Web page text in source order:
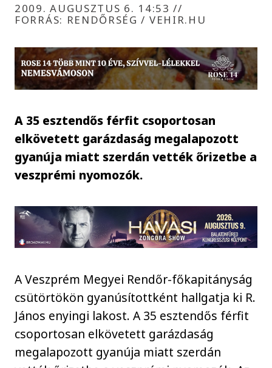
2009. AUGUSZTUS 6. 14:53//
FORRÁS: RENDŐRSÉG / VEHIR.HU
A 35 esztendős férfit csoportosan
elkövetett garázdaság megalapozott
gyanúja miatt szerdán vették őrizetbe a
veszprémi nyomozók.
A Veszprém Megyei Rendőr-főkapitányság
csütörtökön gyanúsítottként hallgatja ki R.
János enyingi lakost. A 35 esztendős férfit
csoportosan elkövetett garázdaság
megalapozott gyanúja miatt szerdán